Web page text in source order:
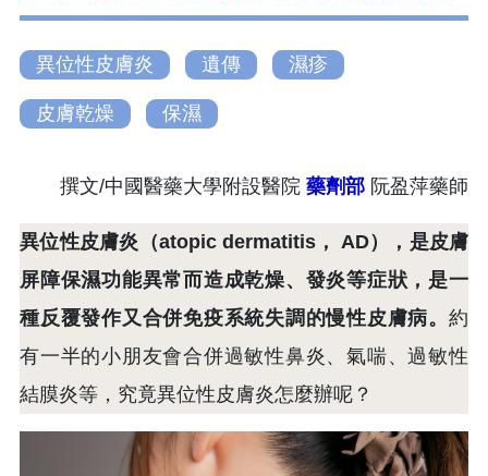
異位性皮膚炎 遺傳 濕疹
皮膚乾燥 保濕
撰文/中國醫藥大學附設醫院 藥劑部 阮盈萍藥師
異位性皮膚炎（atopic dermatitis， AD），是皮膚
屏障保濕功能異常而造成乾燥、發炎等症狀，是一
種反覆發作又合併免疫系統失調的慢性皮膚病。 約
有一半的小朋友會合併過敏性鼻炎、氣喘、過敏性
結膜炎等，究竟異位性皮膚炎怎麼辦呢？